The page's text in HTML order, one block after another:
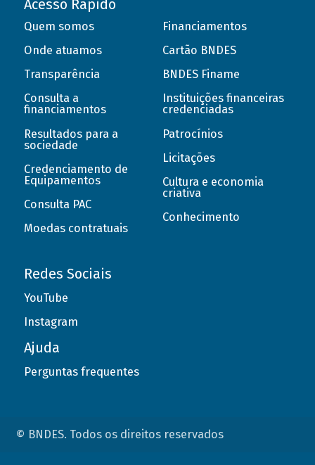
Acesso Rápido
Quem somos
Onde atuamos
Transparência
Consulta a
financiamentos
Resultados para a
sociedade
Credenciamento de
Equipamentos
Consulta PAC
Moedas contratuais
Financiamentos
Cartão BNDES
BNDES Finame
Instituições financeiras
credenciadas
Patrocínios
Licitações
Cultura e economia
criativa
Conhecimento
Redes Sociais
YouTube
Instagram
Ajuda
Perguntas frequentes
© BNDES. Todos os direitos reservados